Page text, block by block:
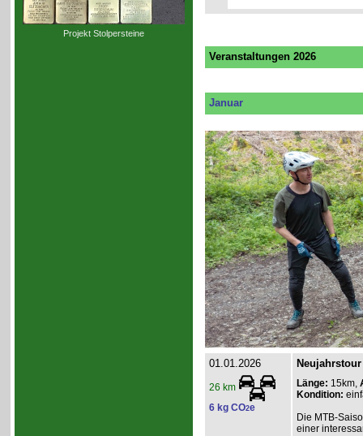
Projekt Stolpersteine
Veranstaltungen 2026
Januar
01.01.2026
26 km
6 kg CO2e
Länge: 15km,
Kondition:
Die MTB-
einer